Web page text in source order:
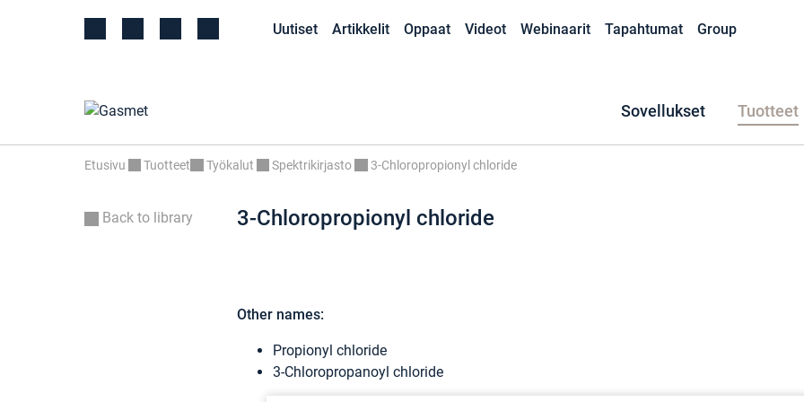
Uutiset Artikkelit Oppaat Videot Webinaarit Tapahtumat Group
Sovellukset Tuotteet
Etusivu Tuotteet Työkalut Spektrikirjasto 3-Chloropropionyl chloride
Back to library 3-Chloropropionyl chloride
Other names:
Propionyl chloride
3-Chloropropanoyl chloride